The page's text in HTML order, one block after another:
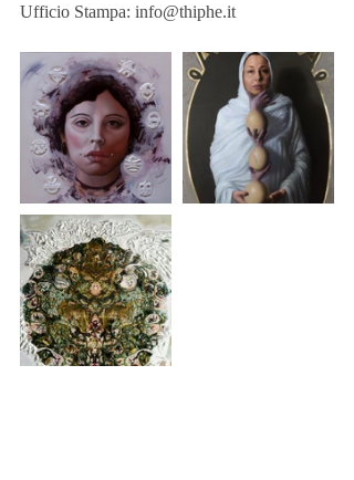
Ufficio Stampa: info@thiphe.it